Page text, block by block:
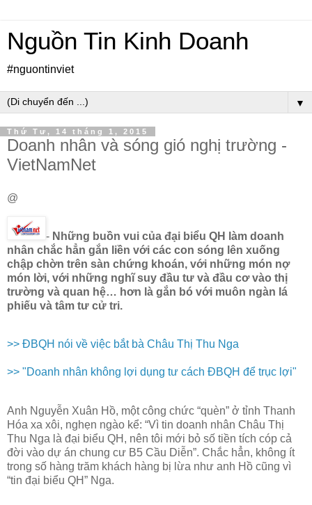
Nguồn Tin Kinh Doanh
#nguontinviet
▼
Thứ Tư, 14 tháng 1, 2015
Doanh nhân và sóng gió nghị trường -
VietNamNet
@
- Những buồn vui của đại biểu QH làm doanh
nhân chắc hẳn gắn liền với các con sóng lên xuống
chập chờn trên sàn chứng khoán, với những món nợ
món lời, với những nghĩ suy đầu tư và đầu cơ vào thị
trường và quan hệ… hơn là gắn bó với muôn ngàn lá
phiếu và tâm tư cử tri.
>> ĐBQH nói về việc bắt bà Châu Thị Thu Nga
>> "Doanh nhân không lợi dụng tư cách ĐBQH để trục lợi"
Anh Nguyễn Xuân Hồ, một công chức “quèn” ở tỉnh Thanh
Hóa xa xôi, nghẹn ngào kể: “Vì tin doanh nhân Châu Thị
Thu Nga là đại biểu QH, nên tôi mới bỏ số tiền tích cóp cả
đời vào dự án chung cư B5 Cầu Diễn”. Chắc hẳn, không ít
trong số hàng trăm khách hàng bị lừa như anh Hồ cũng vì
“tin đại biểu QH” Nga.